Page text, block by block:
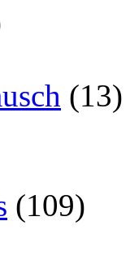
(13)
(109)